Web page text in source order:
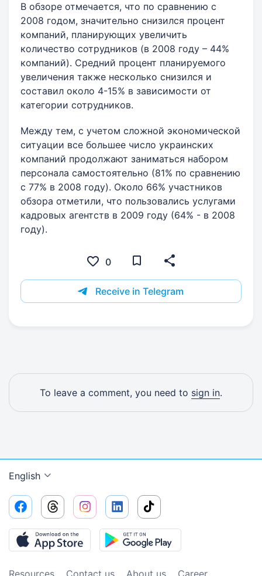
В обзоре отмечается, что по сравнению с
2008 годом, значительно снизился процент
компаний, планирующих увеличить
количество сотрудников (в 2008 году – 44%
компаний). Средний процент планируемого
увеличения также несколько снизился и
составил около 4-15% в зависимости от
категории сотрудников.
Между тем, с учетом сложной экономической
ситуации все большее число украинских
компаний продолжают заниматься набором
персонала самостоятельно (81% по сравнению
с 77% в 2008 году). Около 66% участников
обзора отметили, что пользовались услугами
кадровых агентств в 2009 году (64% - в 2008
году).
0
Receive in Telegram
To leave a comment, you need to sign in.
English
Resources Contact us About us Сareer